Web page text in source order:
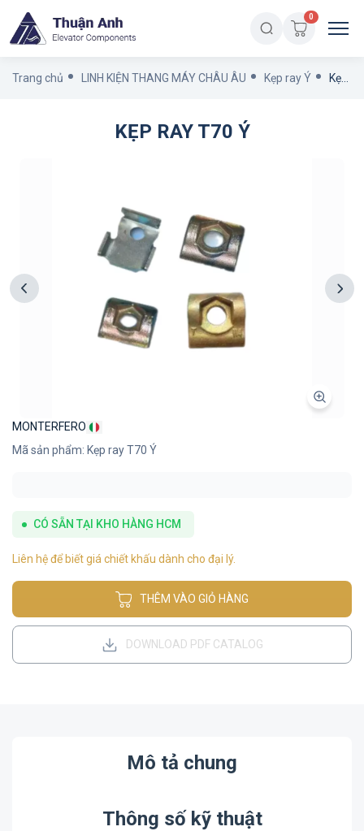
0
Trang chủ LINH KIỆN THANG MÁY CHÂU ÂU Kẹp ray Ý
KẸP RAY T70 Ý
MONTERFERO
Mã sản phẩm: Kẹp ray T70 Ý
CÓ SẴN TẠI KHO HÀNG HCM
Liên hệ để biết giá chiết khấu dành cho đại lý.
THÊM VÀO GIỎ HÀNG
DOWNLOAD PDF CATALOG
Mô tả chung
Thông số kỹ thuật